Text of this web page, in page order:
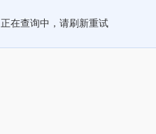
正在查询中，请刷新重试